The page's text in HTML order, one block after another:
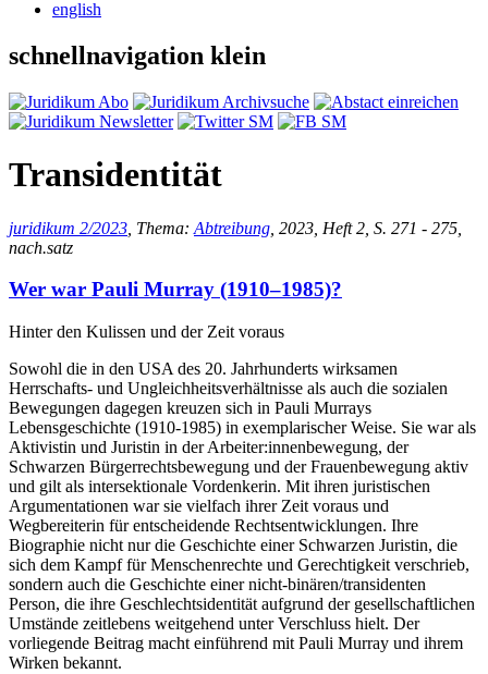
english
schnellnavigation klein
Transidentität
juridikum 2/2023 , Thema: Abtreibung , 2023, Heft 2, S. 271 - 275,
nach.satz
Wer war Pauli Murray (1910–1985)?
Hinter den Kulissen und der Zeit voraus
Sowohl die in den USA des 20. Jahrhunderts wirksamen
Herrschafts- und Ungleichheitsverhältnisse als auch die sozialen
Bewegungen dagegen kreuzen sich in Pauli Murrays
Lebensgeschichte (1910-1985) in exemplarischer Weise. Sie war als
Aktivistin und Juristin in der Arbeiter:innenbewegung, der
Schwarzen Bürgerrechtsbewegung und der Frauenbewegung aktiv
und gilt als intersektionale Vordenkerin. Mit ihren juristischen
Argumentationen war sie vielfach ihrer Zeit voraus und
Wegbereiterin für entscheidende Rechtsentwicklungen. Ihre
Biographie nicht nur die Geschichte einer Schwarzen Juristin, die
sich dem Kampf für Menschenrechte und Gerechtigkeit verschrieb,
sondern auch die Geschichte einer nicht-binären/transidenten
Person, die ihre Geschlechtsidentität aufgrund der gesellschaftlichen
Umstände zeitlebens weitgehend unter Verschluss hielt. Der
vorliegende Beitrag macht einführend mit Pauli Murray und ihrem
Wirken bekannt.